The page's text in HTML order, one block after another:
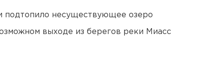
подтопило несуществующее озеро
выходе из берегов реки Миасс